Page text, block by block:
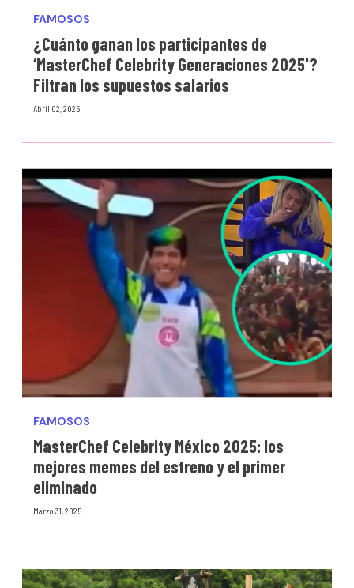
FAMOSOS
¿Cuánto ganan los participantes de
‘MasterChef Celebrity Generaciones 2025'?
Filtran los supuestos salarios
Abril 02, 2025
FAMOSOS
MasterChef Celebrity México 2025: los
mejores memes del estreno y el primer
eliminado
Marzo 31, 2025